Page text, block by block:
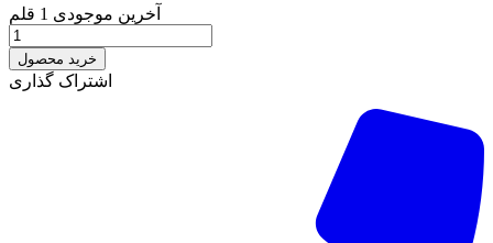
آخرین موجودی 1 قلم
خرید محصول
اشتراک گذاری